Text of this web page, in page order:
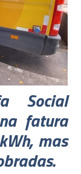
Social
fatura
mas